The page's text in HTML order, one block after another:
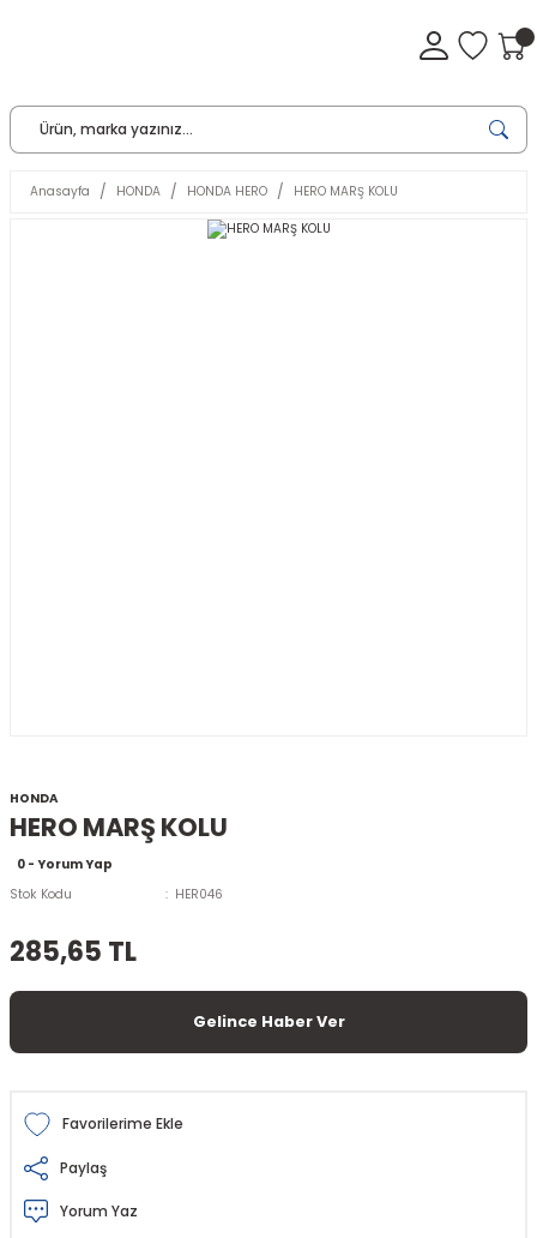
Anasayfa HONDA HONDA HERO HERO MARŞ KOLU
HONDA
HERO MARŞ KOLU
0 - Yorum Yap
Stok Kodu
HER046
285,65 TL
Gelince Haber Ver
Paylaş
Yorum Yaz